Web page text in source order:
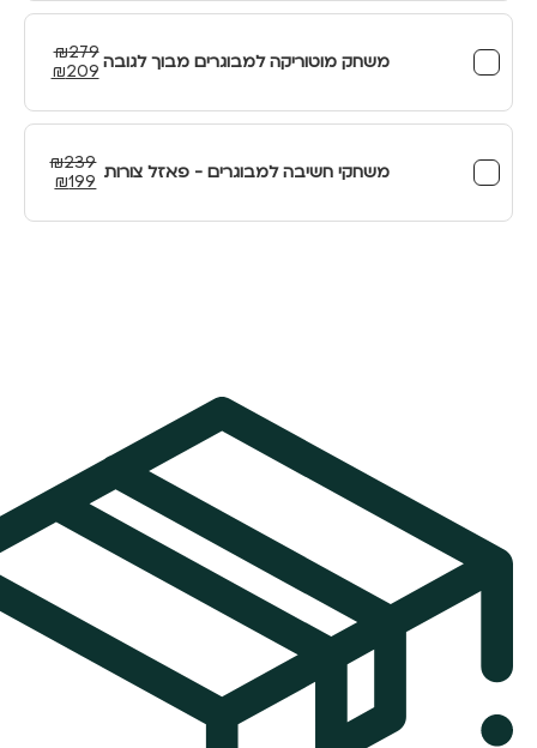
₪379.
₪299.
משחק מוטוריקה למבוגרים מבוך לגובה
₪279
המחיר
היה:
₪279.
₪209
הוא:
₪209.
משחקי חשיבה למבוגרים - פאזל צורות
₪239
המחיר
היה:
₪199 המחיר
הוא: